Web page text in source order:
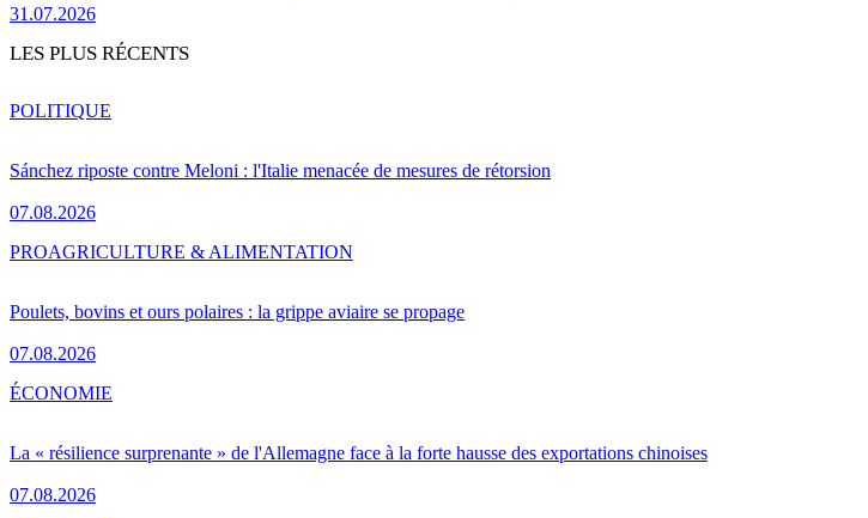
31.07.2026
LES PLUS RÉCENTS
Sánchez riposte contre Meloni : l'Italie menacée de mesures de rétorsion
07.08.2026
POLITIQUE
Poulets, bovins et ours polaires : la grippe aviaire se propage
07.08.2026
PROAGRICULTURE & ALIMENTATION
La « résilience surprenante » de l'Allemagne face à la forte hausse des exportations chinoises
07.08.2026
ÉCONOMIE